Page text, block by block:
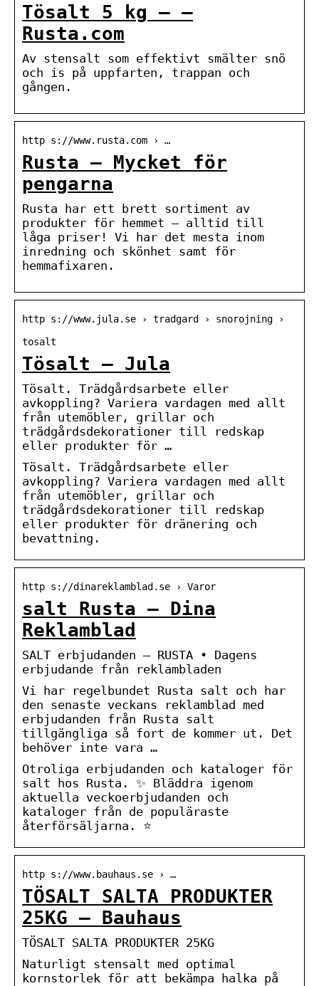
Tösalt 5 kg – –
Rusta.com
Av stensalt som effektivt smälter snö
och is på uppfarten, trappan och
gången.
http s://www.rusta.com › …
Rusta – Mycket för
pengarna
Rusta har ett brett sortiment av
produkter för hemmet – alltid till
låga priser! Vi har det mesta inom
inredning och skönhet samt för
hemmafixaren.
http s://www.jula.se › tradgard › snorojning ›
tosalt
Tösalt – Jula
Tösalt. Trädgårdsarbete eller
avkoppling? Variera vardagen med allt
från utemöbler, grillar och
trädgårdsdekorationer till redskap
eller produkter för …
Tösalt. Trädgårdsarbete eller
avkoppling? Variera vardagen med allt
från utemöbler, grillar och
trädgårdsdekorationer till redskap
eller produkter för dränering och
bevattning.
http s://dinareklamblad.se › Varor
salt Rusta – Dina
Reklamblad
SALT erbjudanden – RUSTA • Dagens
erbjudande från reklambladen
Vi har regelbundet Rusta salt och har
den senaste veckans reklamblad med
erbjudanden från Rusta salt
tillgängliga så fort de kommer ut. Det
behöver inte vara …
Otroliga erbjudanden och kataloger för
salt hos Rusta. ✨ Bläddra igenom
aktuella veckoerbjudanden och
kataloger från de populäraste
återförsäljarna. ⭐
http s://www.bauhaus.se › …
TÖSALT SALTA PRODUKTER
25KG – Bauhaus
TÖSALT SALTA PRODUKTER 25KG
Naturligt stensalt med optimal
kornstorlek för att bekämpa halka på